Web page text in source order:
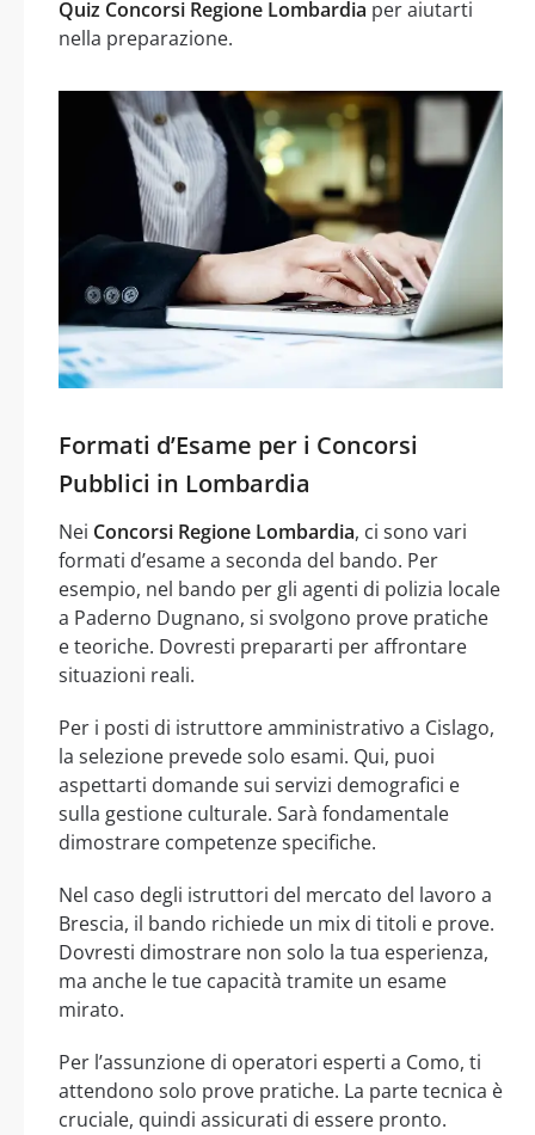
Quiz Concorsi Regione Lombardia per aiutarti
nella preparazione.
Formati d’Esame per i Concorsi
Pubblici in Lombardia
Nei Concorsi Regione Lombardia, ci sono vari
formati d’esame a seconda del bando. Per
esempio, nel bando per gli agenti di polizia locale
a Paderno Dugnano, si svolgono prove pratiche
e teoriche. Dovresti prepararti per affrontare
situazioni reali.
Per i posti di istruttore amministrativo a Cislago,
la selezione prevede solo esami. Qui, puoi
aspettarti domande sui servizi demografici e
sulla gestione culturale. Sarà fondamentale
dimostrare competenze specifiche.
Nel caso degli istruttori del mercato del lavoro a
Brescia, il bando richiede un mix di titoli e prove.
Dovresti dimostrare non solo la tua esperienza,
ma anche le tue capacità tramite un esame
mirato.
Per l’assunzione di operatori esperti a Como, ti
attendono solo prove pratiche. La parte tecnica è
cruciale, quindi assicurati di essere pronto.